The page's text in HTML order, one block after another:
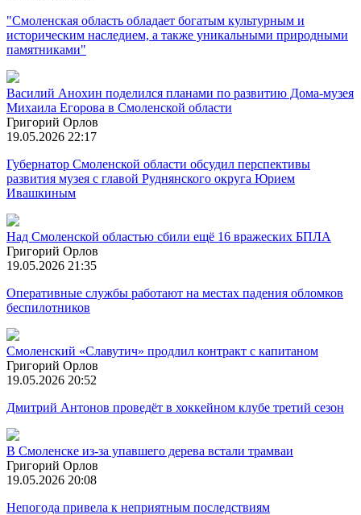
"Смоленская область обладает богатым культурным и
историческим наследием, а также уникальными природными
памятниками"
Василий Анохин поделился планами по развитию Дома-музея
Михаила Егорова в Смоленской области
Григорий Орлов
19.05.2026 22:17
Губернатор Смоленской области обсудил перспективы
развития музея с главой Руднянского округа Юрием
Ивашкиным
Над Смоленской областью сбили ещё 16 вражеских БПЛА
Григорий Орлов
19.05.2026 21:35
Оперативные службы работают на местах падения обломков
беспилотников
Смоленский «Славутич» продлил контракт с капитаном
Григорий Орлов
19.05.2026 20:52
Дмитрий Антонов проведёт в хоккейном клубе третий сезон
В Смоленске из-за упавшего дерева встали трамваи
Григорий Орлов
19.05.2026 20:08
Непогода привела к неприятным последствиям